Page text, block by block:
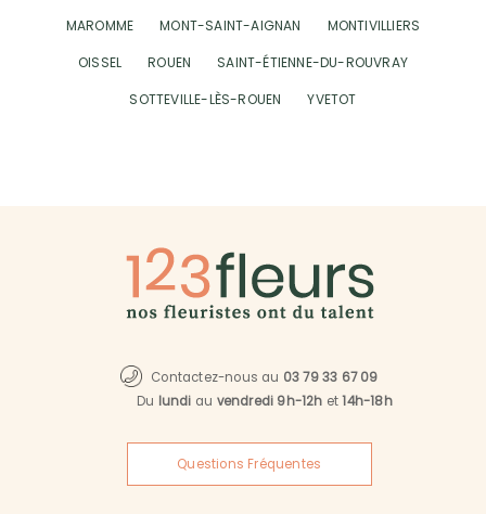
MAROMME
MONT-SAINT-AIGNAN
MONTIVILLIERS
OISSEL
ROUEN
SAINT-ÉTIENNE-DU-ROUVRAY
SOTTEVILLE-LÈS-ROUEN
YVETOT
Contactez-nous au 03 79 33 67 09
Du lundi au vendredi 9h-12h et14h-18h
Questions Fréquentes